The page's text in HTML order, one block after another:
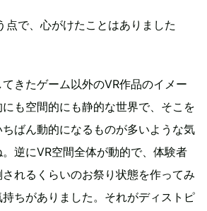
で、心がけたことはありました
てきたゲーム以外のVR作品のイメー
も空間的にも静的な世界で、そこを
ばん動的になるものが多いような気
逆にVR空間全体が動的で、体験者
れるくらいのお祭り状態を作ってみ
ちがありました。それがディストピ